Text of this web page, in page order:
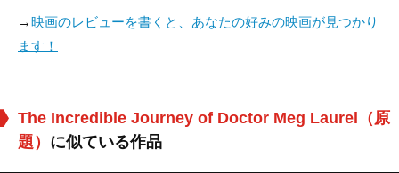
→映画のレビューを書くと、あなたの好みの映画が見つかり
ます！
The Incredible Journey of Doctor Meg Laurel（原
題） に似ている作品